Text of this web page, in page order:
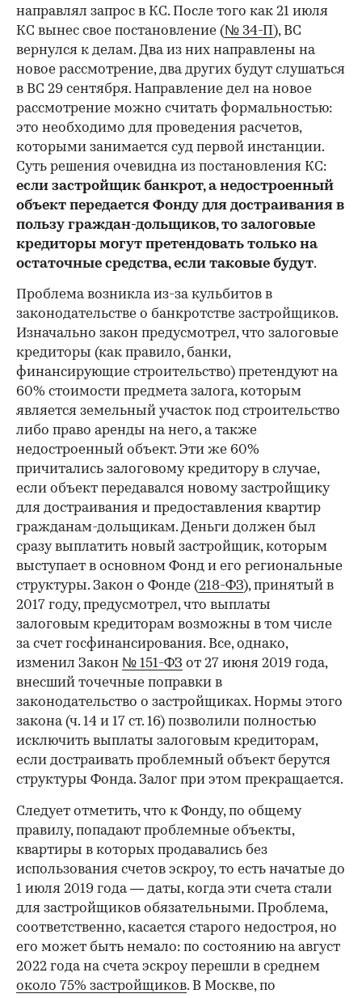
направлял запрос в КС. После того как 21 июля
КС вынес свое постановление (№ 34-П), ВС
вернулся к делам. Два из них направлены на
новое рассмотрение, два других будут слушаться
в ВС 29 сентября. Направление дел на новое
рассмотрение можно считать формальностью:
это необходимо для проведения расчетов,
которыми занимается суд первой инстанции.
Суть решения очевидна из постановления КС:
если застройщик банкрот, а недостроенный
объект передается Фонду для достраивания в
пользу граждан-дольщиков, то залоговые
кредиторы могут претендовать только на
остаточные средства, если таковые будут.
Проблема возникла из-за кульбитов в
законодательстве о банкротстве застройщиков.
Изначально закон предусмотрел, что залоговые
кредиторы (как правило, банки,
финансирующие строительство) претендуют на
60% стоимости предмета залога, которым
является земельный участок под строительство
либо право аренды на него, а также
недостроенный объект. Эти же 60%
причитались залоговому кредитору в случае,
если объект передавался новому застройщику
для достраивания и предоставления квартир
гражданам-дольщикам. Деньги должен был
сразу выплатить новый застройщик, которым
выступает в основном Фонд и его региональные
структуры. Закон о Фонде (218-ФЗ), принятый в
2017 году, предусмотрел, что выплаты
залоговым кредиторам возможны в том числе
за счет госфинансирования. Все, однако,
изменил Закон № 151-ФЗ от 27 июня 2019 года,
внесший точечные поправки в
законодательство о застройщиках. Нормы этого
закона (ч. 14 и 17 ст. 16) позволили полностью
исключить выплаты залоговым кредиторам,
если достраивать проблемный объект берутся
структуры Фонда. Залог при этом прекращается.
Следует отметить, что к Фонду, по общему
правилу, попадают проблемные объекты,
квартиры в которых продавались без
использования счетов эскроу, то есть начатые до
1 июля 2019 года — даты, когда эти счета стали
для застройщиков обязательными. Проблема,
соответственно, касается старого недостроя, но
его может быть немало: по состоянию на август
2022 года на счета эскроу перешли в среднем
около 75% застройщиков. В Москве, по